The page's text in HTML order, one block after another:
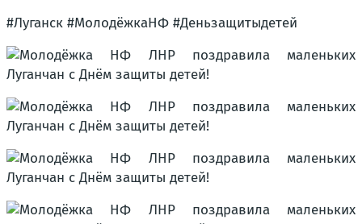
#Луганск #МолодёжкаНФ #Деньзащитыдетей